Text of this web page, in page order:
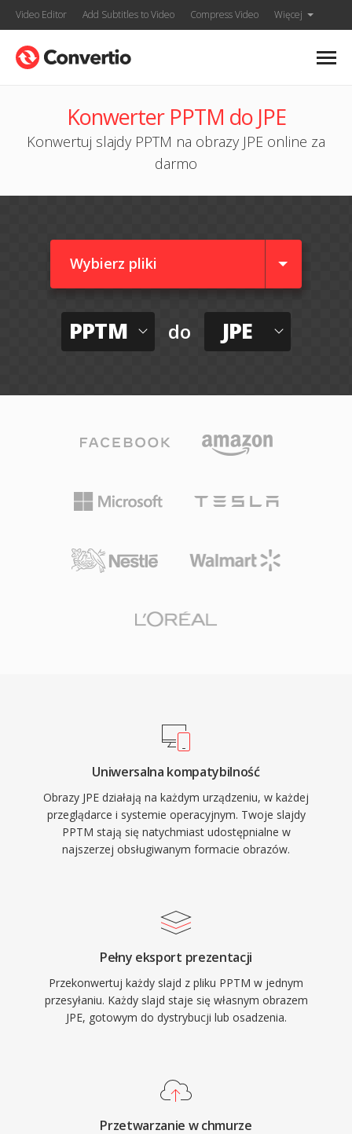
Video Editor Add Subtitles to Video Compress Video Więcej
Konwerter PPTM do JPE
Konwertuj slajdy PPTM na obrazy JPE online za
darmo
Wybierz pliki
PPTM do JPE
Uniwersalna kompatybilność
Obrazy JPE działają na każdym urządzeniu, w każdej
przeglądarce i systemie operacyjnym. Twoje slajdy
PPTM stają się natychmiast udostępnialne w
najszerzej obsługiwanym formacie obrazów.
Pełny eksport prezentacji
Przekonwertuj każdy slajd z pliku PPTM w jednym
przesyłaniu. Każdy slajd staje się własnym obrazem
JPE, gotowym do dystrybucji lub osadzenia.
Przetwarzanie w chmurze